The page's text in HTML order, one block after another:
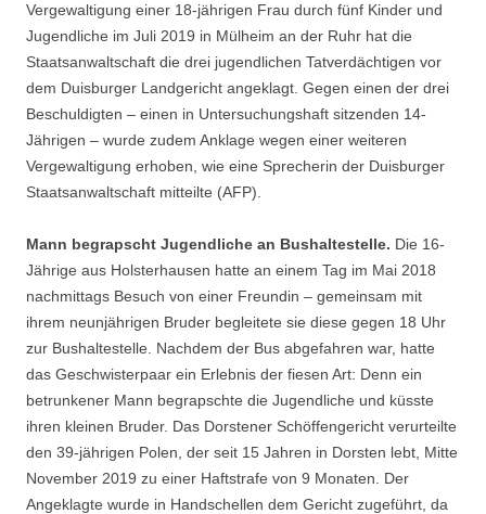
Vergewaltigung einer 18-jährigen Frau durch fünf Kinder und
Jugendliche im Juli 2019 in Mülheim an der Ruhr hat die
Staatsanwaltschaft die drei jugendlichen Tatverdächtigen vor
dem Duisburger Landgericht angeklagt. Gegen einen der drei
Beschuldigten – einen in Untersuchungshaft sitzenden 14-
Jährigen – wurde zudem Anklage wegen einer weiteren
Vergewaltigung erhoben, wie eine Sprecherin der Duisburger
Staatsanwaltschaft mitteilte (AFP).
Mann begrapscht Jugendliche an Bushaltestelle. Die 16-
Jährige aus Holsterhausen hatte an einem Tag im Mai 2018
nachmittags Besuch von einer Freundin – gemeinsam mit
ihrem neunjährigen Bruder begleitete sie diese gegen 18 Uhr
zur Bushaltestelle. Nachdem der Bus abgefahren war, hatte
das Geschwisterpaar ein Erlebnis der fiesen Art: Denn ein
betrunkener Mann begrapschte die Jugendliche und küsste
ihren kleinen Bruder. Das Dorstener Schöffengericht verurteilte
den 39-jährigen Polen, der seit 15 Jahren in Dorsten lebt, Mitte
November 2019 zu einer Haftstrafe von 9 Monaten. Der
Angeklagte wurde in Handschellen dem Gericht zugeführt, da